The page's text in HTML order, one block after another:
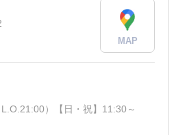
MAP
）【日・祝】11:30～